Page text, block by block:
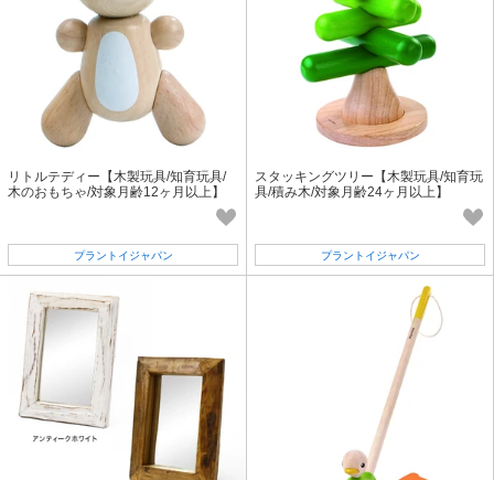
リトルテディー【木製玩具/知育玩具/
木のおもちゃ/対象月齢12ヶ月以上】
プラントイジャパン
スタッキングツリー【木製玩具/知育玩
具/積み木/対象月齢24ヶ月以上】
プラントイジャパン